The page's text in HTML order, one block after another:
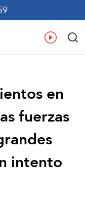
en
fuerzas
intento